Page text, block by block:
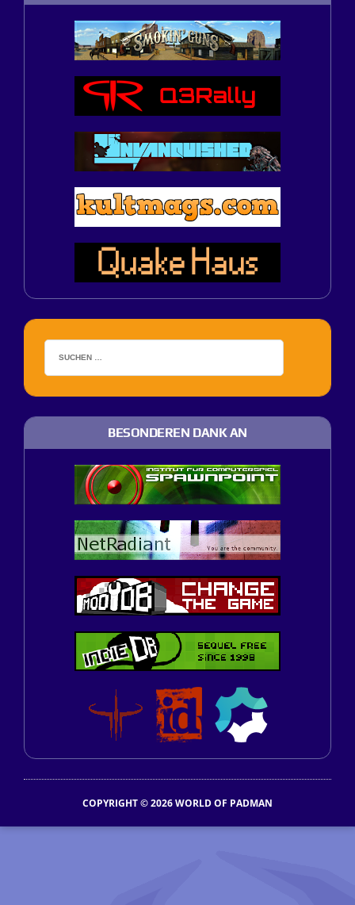
BESONDEREN DANK AN
COPYRIGHT © 2026 WORLD OF PADMAN